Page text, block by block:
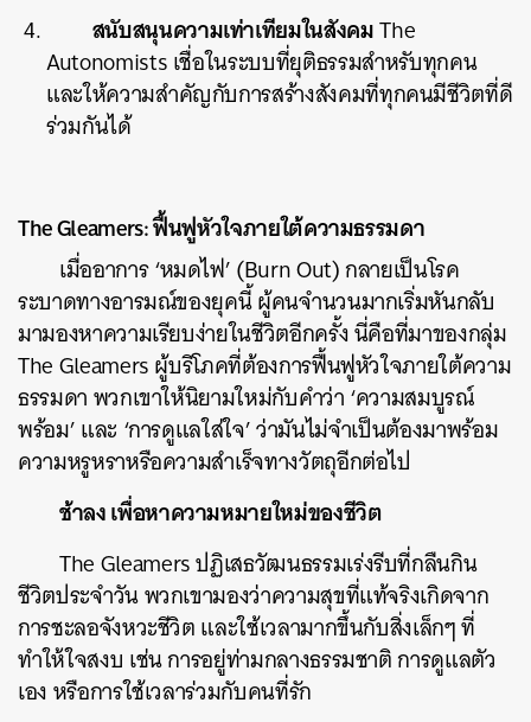
สนับสนุนความเท่าเทียมในสังคมThe
Autonomists เชื่อในระบบที่ยุติธรรมสำหรับทุกคน
และให้ความสำคัญกับการสร้างสังคมที่ทุกคนมีชีวิตที่ดี
ร่วมกันได้
The Gleamers: ฟื้นฟูหัวใจภายใต้ความธรรมดา
เมื่ออาการ ‘หมดไฟ’ (Burn Out) กลายเป็นโรค
ระบาดทางอารมณ์ของยุคนี้ ผู้คนจำนวนมากเริ่มหันกลับ
มามองหาความเรียบง่ายในชีวิตอีกครั้ง นี่คือที่มาของกลุ่ม
The Gleamers ผู้บริโภคที่ต้องการฟื้นฟูหัวใจภายใต้ความ
ธรรมดา พวกเขาให้นิยามใหม่กับคำว่า ‘ความสมบูรณ์
พร้อม’ และ ‘การดูแลใส่ใจ’ ว่ามันไม่จำเป็นต้องมาพร้อม
ความหรูหราหรือความสำเร็จทางวัตถุอีกต่อไป
ช้าลง เพื่อหาความหมายใหม่ของชีวิต
The Gleamers ปฏิเสธวัฒนธรรมเร่งรีบที่กลืนกิน
ชีวิตประจำวัน พวกเขามองว่าความสุขที่แท้จริงเกิดจาก
การชะลอจังหวะชีวิต และใช้เวลามากขึ้นกับสิ่งเล็กๆ ที่
ทำให้ใจสงบ เช่น การอยู่ท่ามกลางธรรมชาติ การดูแลตัว
เอง หรือการใช้เวลาร่วมกับคนที่รัก